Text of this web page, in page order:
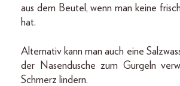
aus dem Beutel, wenn man keine
hat.
Alternativ kann man auch eine
der Nasendusche zum Gurgeln
Schmerz lindern.